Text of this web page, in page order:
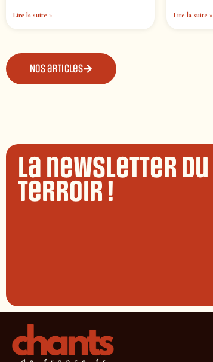
Lire la suite » Lire la suite »
Nos articles
La newsletter du
terroir !